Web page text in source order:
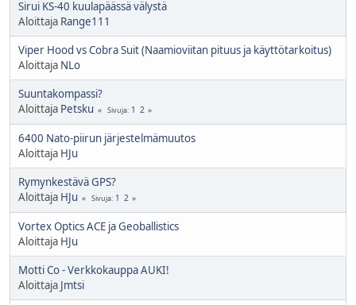
Sirui KS-40 kuulapäässä välystä
Aloittaja Range111
Viper Hood vs Cobra Suit (Naamioviitan pituus ja käyttötarkoitus)
Aloittaja NLo
Suuntakompassi?
Aloittaja Petsku Sivuja 1 2
6400 Nato-piirun järjestelmämuutos
Aloittaja HJu
Rymynkestävä GPS?
Aloittaja HJu Sivuja 1 2
Vortex Optics ACE ja Geoballistics
Aloittaja HJu
Motti Co - Verkkokauppa AUKI!
Aloittaja Jmtsi